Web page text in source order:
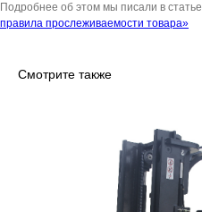
Подробнее об этом мы писали в статье
правила прослеживаемости товара»
Смотрите также